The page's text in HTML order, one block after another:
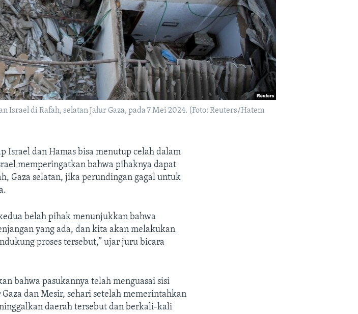
di Rafah, selatan Jalur Gaza, pada 7 Mei 2024. (Foto: Reuters/Hatem
Israel dan Hamas bisa menutup celah dalam
memperingatkan bahwa pihaknya dapat
Gaza selatan, jika perundingan gagal untuk
belah pihak menunjukkan bahwa
yang ada, dan kita akan melakukan
proses tersebut,” ujar juru bicara
bahwa pasukannya telah menguasai sisi
dan Mesir, sehari setelah memerintahkan
daerah tersebut dan berkali-kali